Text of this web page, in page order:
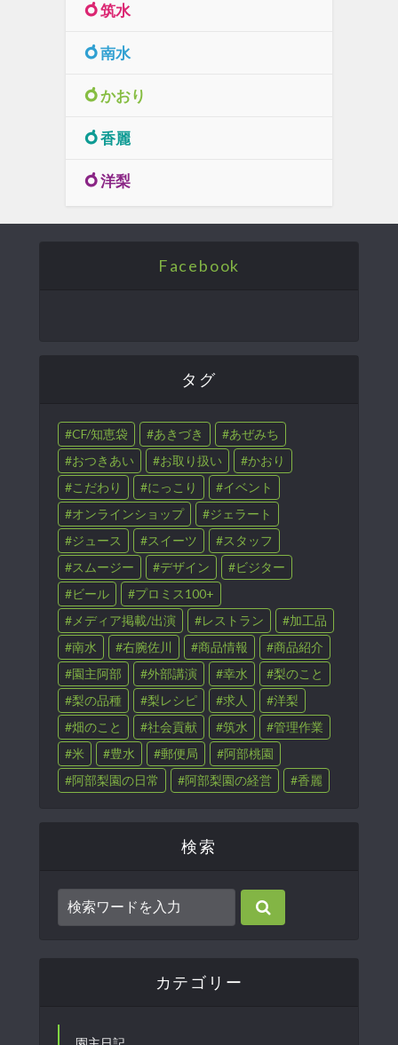
筑水
南水
かおり
香麗
洋梨
Facebook
タグ
CF/知恵袋 あきづき
あぜみち
おつきあい
お取り扱い
かおり
こだわり
にっこり
イベント
オンラインショップ
ジェラート
ジュース
スイーツ
スタッフ
スムージー
デザイン
ビジター
ビール
プロミス100+
メディア掲載/出演
レストラン
加工品
南水
右腕佐川 商品情報
商品紹介
園主阿部
外部講演 幸水
梨のこと
梨の品種
梨レシピ 求人
洋梨
畑のこと
社会貢献 筑水
管理作業
米
豊水 郵便局
阿部桃園
阿部梨園の日常
阿部梨園の経営 香麗
検索
カテゴリー